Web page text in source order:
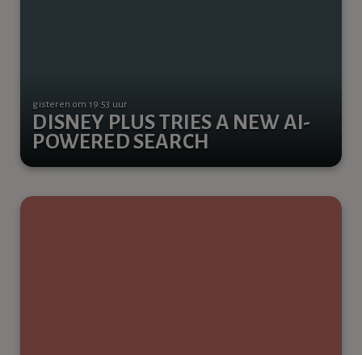
DISNEY PLUS TRIES A NEW AI-
POWERED SEARCH
gisteren om 19:53 uur